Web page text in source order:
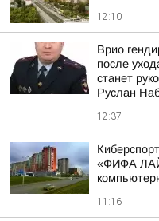
12:10
Врио
после
станет
Руслан
12:37
«ФИФА
11:16